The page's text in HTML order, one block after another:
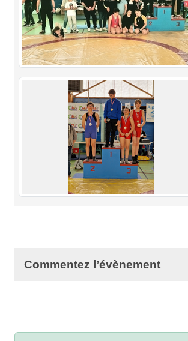
Commentez l’évènement